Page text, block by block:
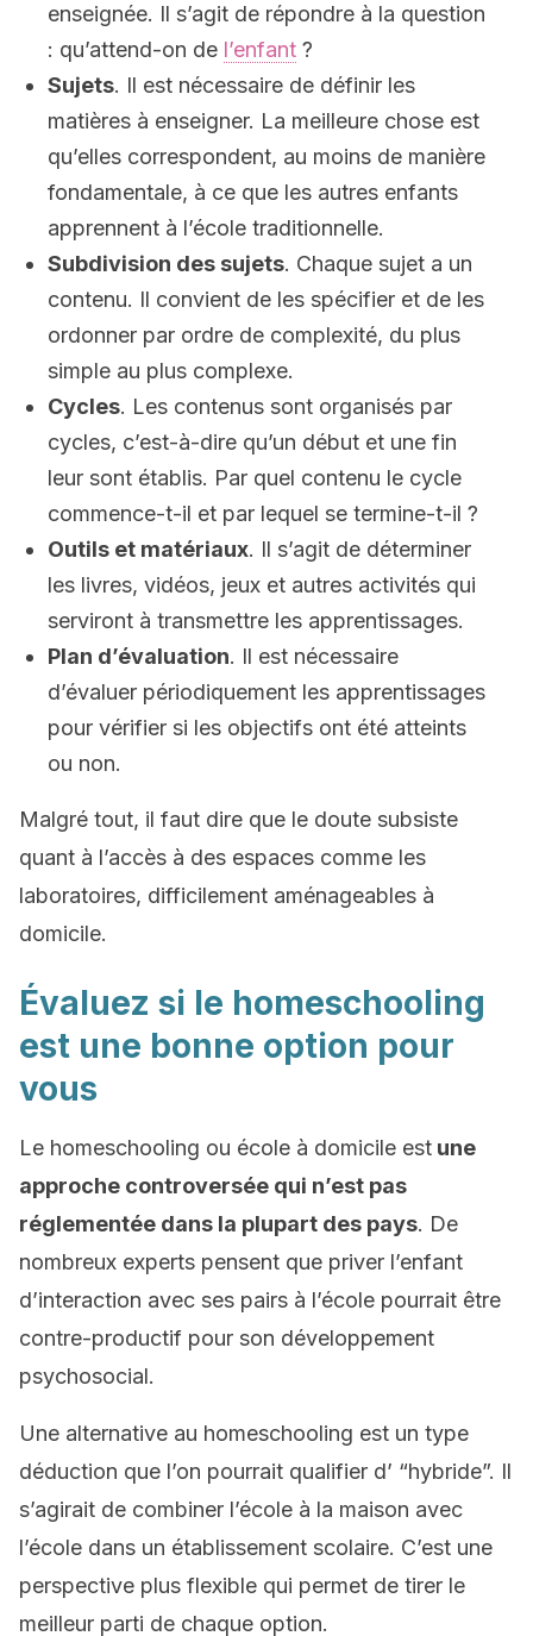
enseignée. Il s’agit de répondre à la question
: qu’attend-on de l’enfant ?
Sujets. Il est nécessaire de définir les
matières à enseigner. La meilleure chose est
qu’elles correspondent, au moins de manière
fondamentale, à ce que les autres enfants
apprennent à l’école traditionnelle.
Subdivision des sujets. Chaque sujet a un
contenu. Il convient de les spécifier et de les
ordonner par ordre de complexité, du plus
simple au plus complexe.
Cycles. Les contenus sont organisés par
cycles, c’est-à-dire qu’un début et une fin
leur sont établis. Par quel contenu le cycle
commence-t-il et par lequel se termine-t-il ?
Outils et matériaux. Il s’agit de déterminer
les livres, vidéos, jeux et autres activités qui
serviront à transmettre les apprentissages.
Plan d’évaluation. Il est nécessaire
d’évaluer périodiquement les apprentissages
pour vérifier si les objectifs ont été atteints
ou non.
Malgré tout, il faut dire que le doute subsiste
quant à l’accès à des espaces comme les
laboratoires, difficilement aménageables à
domicile.
Évaluez si le homeschooling
est une bonne option pour
vous
Le homeschooling ou école à domicile est une
approche controversée qui n’est pas
réglementée dans la plupart des pays. De
nombreux experts pensent que priver l’enfant
d’interaction avec ses pairs à l’école pourrait être
contre-productif pour son développement
psychosocial.
Une alternative au homeschooling est un type
déduction que l’on pourrait qualifier d’ “hybride”. Il
s’agirait de combiner l’école à la maison avec
l’école dans un établissement scolaire. C’est une
perspective plus flexible qui permet de tirer le
meilleur parti de chaque option.